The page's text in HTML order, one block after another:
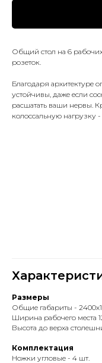
Общий стол на 6
розеток.
Благодаря архитектуре
устойчивы, даже если
расшатать ваши нервы.
колоссальную нагрузку -
Размеры
Общие габариты -
Ширина рабочего места
Высота до верха
Комплектация
Ножки угловые - 4 шт.